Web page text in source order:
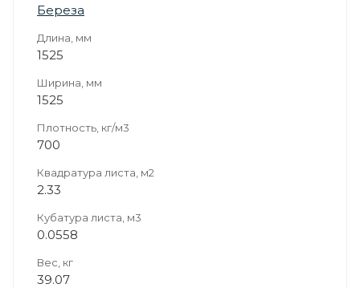
Береза
Длина, мм
1525
Ширина, мм
1525
Плотность, кг/м3
700
Квадратура листа, м2
2.33
Кубатура листа, м3
0.0558
Вес, кг
39.07